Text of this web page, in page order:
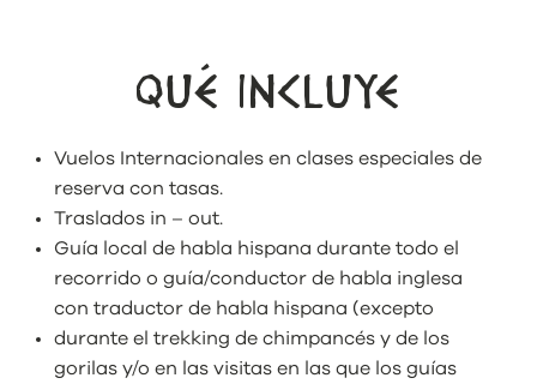
QUÉ INCLUYE
Vuelos Internacionales en clases especiales de
reserva con tasas.
Traslados in – out.
Guía local de habla hispana durante todo el
recorrido o guía/conductor de habla inglesa
con traductor de habla hispana (excepto
durante el trekking de chimpancés y de los
gorilas y/o en las visitas en las que los guías